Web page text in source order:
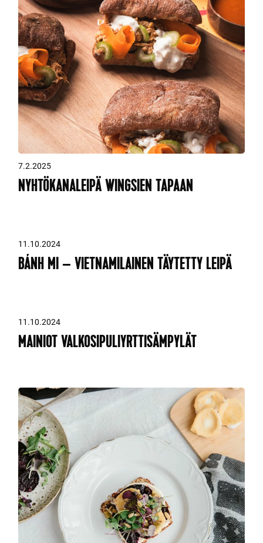
7.2.2025
NYHTÖKANALEIPÄ WINGSIEN TAPAAN
11.10.2024
BÁNH MI – VIETNAMILAINEN TÄYTETTY LEIPÄ
11.10.2024
MAINIOT VALKOSIPULIYRTTISÄMPYLÄT